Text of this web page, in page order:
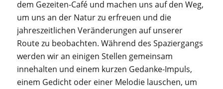
dem Gezeiten-Café und machen uns auf den Weg,
um uns an der Natur zu erfreuen und die
jahreszeitlichen Veränderungen auf unserer
Route zu beobachten. Während des Spaziergangs
werden wir an einigen Stellen gemeinsam
innehalten und einem kurzen Gedanke-Impuls,
einem Gedicht oder einer Melodie lauschen, um